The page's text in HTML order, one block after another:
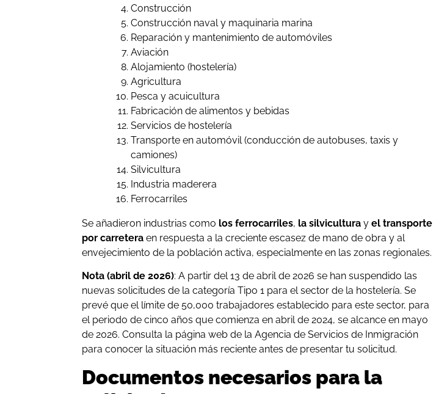
Construcción
Construcción naval y maquinaria marina
Reparación y mantenimiento de automóviles
Aviación
Alojamiento (hostelería)
Agricultura
Pesca y acuicultura
Fabricación de alimentos y bebidas
Servicios de hostelería
Transporte en automóvil (conducción de autobuses, taxis y
camiones)
Silvicultura
Industria maderera
Ferrocarriles
Se añadieron industrias como los ferrocarriles, la silviculturayel transporte
por carreteraen respuesta a la creciente escasez de mano de obra y al
envejecimiento de la población activa, especialmente en las zonas regionales.
Nota (abril de 2026): A partir del 13 de abril de 2026 se han suspendido las
nuevas solicitudes de la categoría Tipo 1 para el sector de la hostelería. Se
prevé que el límite de 50,000 trabajadores establecido para este sector, para
el periodo de cinco años que comienza en abril de 2024, se alcance en mayo
de 2026. Consulta la página web de la Agencia de Servicios de Inmigración
para conocer la situación más reciente antes de presentar tu solicitud.
Documentos necesarios para la